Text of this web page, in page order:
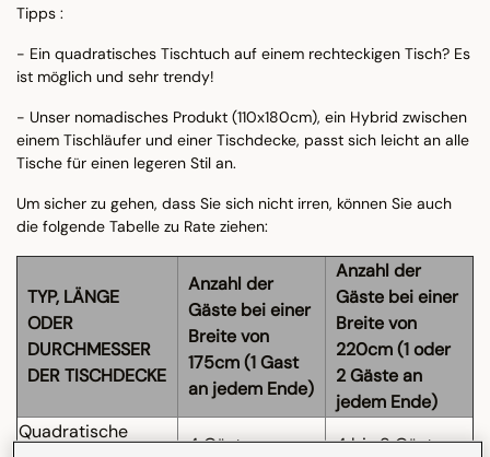
Tipps :
- Ein quadratisches Tischtuch auf einem rechteckigen Tisch? Es
ist möglich und sehr trendy!
- Unser nomadisches Produkt (110x180cm), ein Hybrid zwischen
einem Tischläufer und einer Tischdecke, passt sich leicht an alle
Tische für einen legeren Stil an.
Um sicher zu gehen, dass Sie sich nicht irren, können Sie auch
die folgende Tabelle zu Rate ziehen:
TYP, LÄNGE
ODER
DURCHMESSER
DER TISCHDECKE
Anzahl der
Gäste bei einer
Breite von
175cm (1 Gast
an jedem Ende)
Anzahl der
Gäste bei einer
Breite von
220cm (1 oder
2 Gäste an
jedem Ende)
Quadratische
4 Gäste
4 bis 8 Gäste